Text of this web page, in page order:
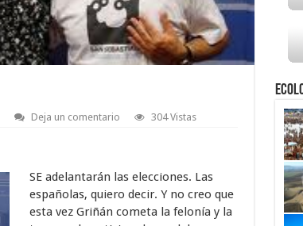
Deja un comentario 304 Vistas
SE adelantarán las elecciones. Las
españolas, quiero decir. Y no creo que
esta vez Griñán cometa la felonía y la